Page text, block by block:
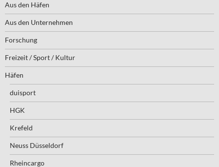
Aus den Häfen
Aus den Unternehmen
Forschung
Freizeit / Sport / Kultur
Häfen
duisport
HGK
Krefeld
Neuss Düsseldorf
Rheincargo